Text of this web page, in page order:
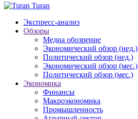
Turan
Экспресс-анализ
Обзоры
Медиа обозрение
Экономический обзор (нед.)
Политический обзор (нед.)
Экономический обзор (мес.)
Политический обзор (мес.)
Экономика
Финансы
Макроэкономика
Промышленность